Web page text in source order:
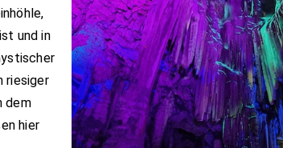
und in
riesiger
dem
hier